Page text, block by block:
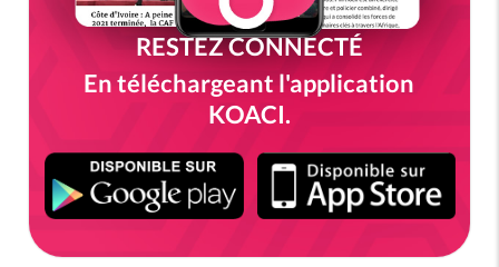
RESTEZ CONNECTÉ
En téléchargeant l'application
KOACI.